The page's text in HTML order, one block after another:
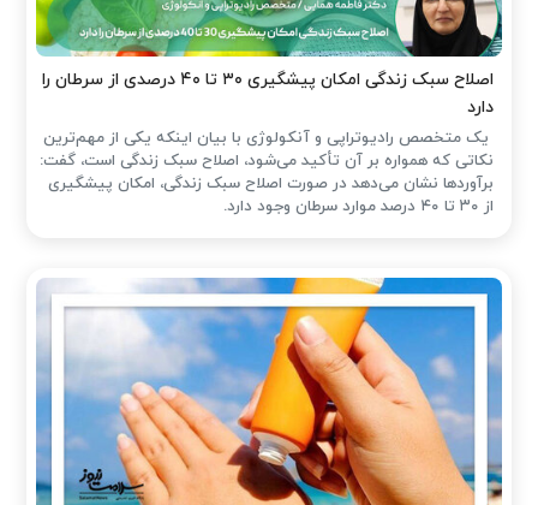
اصلاح سبک زندگی امکان پیشگیری ۳۰ تا ۴۰ درصدی از سرطان را
دارد
یک متخصص رادیوتراپی و آنکولوژی با بیان اینکه یکی از مهم‌ترین
نکاتی که همواره بر آن تأکید می‌شود، اصلاح سبک زندگی است، گفت:
برآوردها نشان می‌دهد در صورت اصلاح سبک زندگی، امکان پیشگیری
از ۳۰ تا ۴۰ درصد موارد سرطان وجود دارد.